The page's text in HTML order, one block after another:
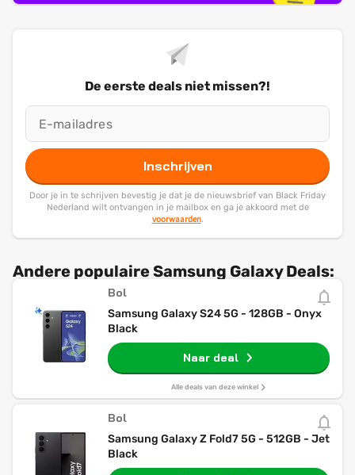
De eerste deals niet missen?!
Inschrijven
Door je in te schrijven bevestig je dat je de nieuwsbrief van Black Friday
Nederland wilt ontvangen in je mailbox en ga je akkoord met de
voorwaarden.
Andere populaire Samsung Galaxy Deals:
Bol
Samsung Galaxy S24 5G - 128GB - Onyx
Black
Naar deal
Alle deals van deze winkel
Bol
Samsung Galaxy Z Fold7 5G - 512GB - Jet
Black